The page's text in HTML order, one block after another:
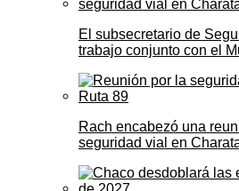
El subsecretario de
trabajo conjunto con el
Rach encabezó una
seguridad vial en